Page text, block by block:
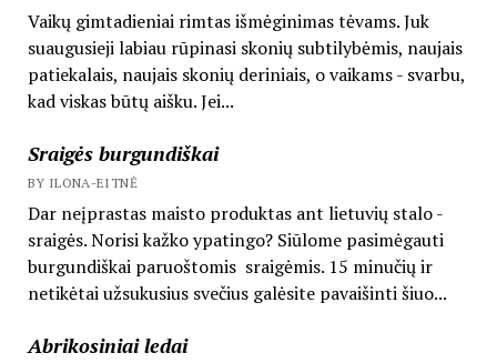
Vaikų gimtadieniai rimtas išmėginimas tėvams. Juk
suaugusieji labiau rūpinasi skonių subtilybėmis, naujais
patiekalais, naujais skonių deriniais, o vaikams - svarbu,
kad viskas būtų aišku. Jei...
Sraigės burgundiškai
BY ILONA-EITNĖ
Dar neįprastas maisto produktas ant lietuvių stalo -
sraigės. Norisi kažko ypatingo? Siūlome pasimėgauti
burgundiškai paruoštomis sraigėmis. 15 minučių ir
netikėtai užsukusius svečius galėsite pavaišinti šiuo...
Abrikosiniai ledai